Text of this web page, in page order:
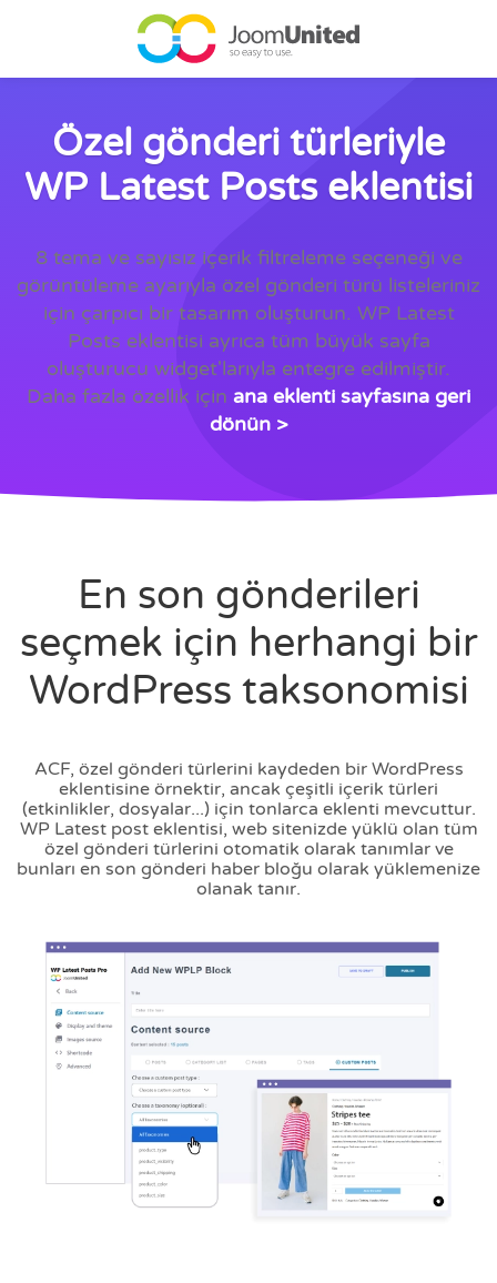
Ana içeriğe geç
Özel gönderi türleriyle
WP Latest Posts eklentisi
8 tema ve sayısız içerik filtreleme seçeneği ve
görüntüleme ayarıyla özel gönderi türü listeleriniz
için çarpıcı bir tasarım oluşturun. WP Latest
Posts eklentisi ayrıca tüm büyük sayfa
oluşturucu widget'larıyla entegre edilmiştir.
Daha fazla özellik için ana eklenti sayfasına geri
dönün >
En son gönderileri
seçmek için herhangi bir
WordPress taksonomisi
ACF, özel gönderi türlerini kaydeden bir WordPress
eklentisine örnektir, ancak çeşitli içerik türleri
(etkinlikler, dosyalar...) için tonlarca eklenti mevcuttur.
WP Latest post eklentisi, web sitenizde yüklü olan tüm
özel gönderi türlerini otomatik olarak tanımlar ve
bunları en son gönderi haber bloğu olarak yüklemenize
olanak tanır.